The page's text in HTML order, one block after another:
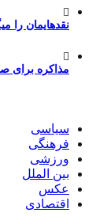
نقدهایمان را
مذاکره برای
سیاسی
فرهنگی
ورزشی
بین الملل
عکس
اقتصادی